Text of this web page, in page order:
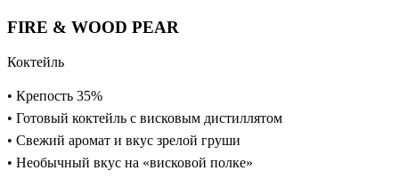
FIRE & WOOD PEAR
Коктейль
• Крепость 35%
• Готовый коктейль с висковым дистиллятом
• Cвежий аромат и вкус зрелой груши
• Необычный вкус на «висковой полке»